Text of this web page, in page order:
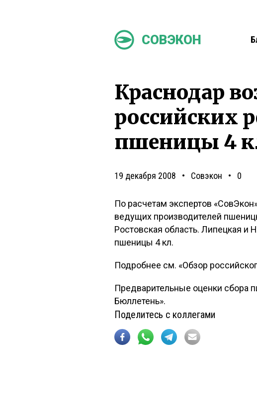
СОВЭКОН
Краснодар
российских
пшеницы 4
19 декабря 2008 Совэкон 0
По расчетам экспертов
ведущих производителей
Ростовская область. Липецкая и
пшеницы 4 кл.
Подробнее см. «Обзор
Предварительные оценки сбора
Бюллетень».
Поделитесь с коллегами